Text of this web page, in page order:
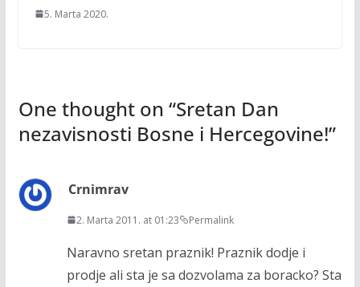
5. Marta 2020.
One thought on “Sretan Dan
nezavisnosti Bosne i Hercegovine!”
Crnimrav
2. Marta 2011. at 01:23 Permalink
Naravno sretan praznik! Praznik dodje i
prodje ali sta je sa dozvolama za boracko? Sta